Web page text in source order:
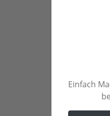
Einfach